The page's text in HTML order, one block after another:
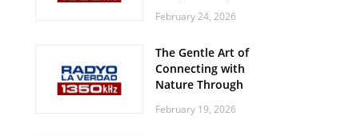
February 24, 2026
The Gentle Art of
Connecting with
Nature Through
Walks
February 19, 2026